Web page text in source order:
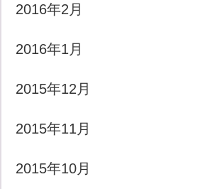
2016年2月
2016年1月
2015年12月
2015年11月
2015年10月